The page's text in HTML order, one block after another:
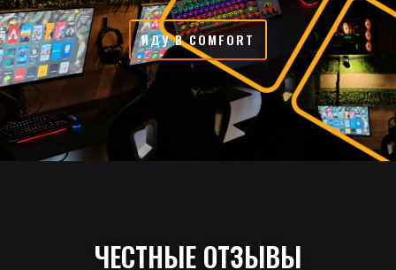
ИДУ В COMFORT
ЧЕСТНЫЕ ОТЗЫВЫ